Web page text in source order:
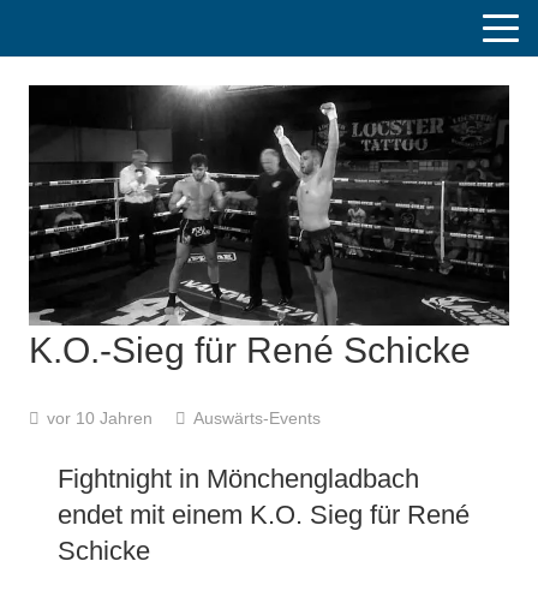
K.O.-Sieg für René Schicke
vor 10 Jahren Auswärts-Events
Fightnight in Mönchengladbach
endet mit einem K.O. Sieg für René
Schicke